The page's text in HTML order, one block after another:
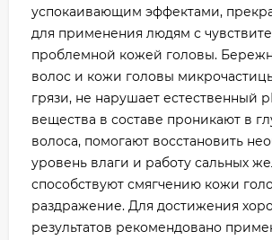
успокаивающим эффектами,
для применения людям с
проблемной кожей головы.
волос и кожи головы
грязи, не нарушает естественный
вещества в составе проникают в
волоса, помогают восстановить
уровень влаги и работу сальных
способствуют смягчению кожи
раздражение. Для достижения
результатов рекомендовано